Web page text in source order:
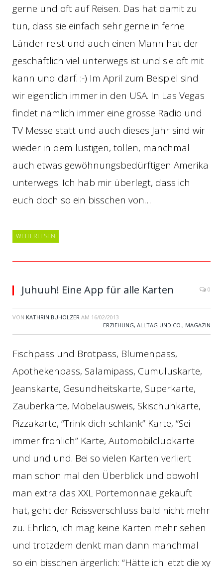
gerne und oft auf Reisen. Das hat damit zu
tun, dass sie einfach sehr gerne in ferne
Länder reist und auch einen Mann hat der
geschäftlich viel unterwegs ist und sie oft mit
kann und darf. :-) Im April zum Beispiel sind
wir eigentlich immer in den USA. In Las Vegas
findet nämlich immer eine grosse Radio und
TV Messe statt und auch dieses Jahr sind wir
wieder in dem lustigen, tollen, manchmal
auch etwas gewöhnungsbedürftigen Amerika
unterwegs. Ich hab mir überlegt, dass ich
euch doch so ein bisschen von…
WEITERLESEN
Juhuuh! Eine App für alle Karten 0
VON KATHRIN BUHOLZER AM 16/02/2013
ERZIEHUNG, ALLTAG UND CO., MAGAZIN
Fischpass und Brotpass, Blumenpass,
Apothekenpass, Salamipass, Cumuluskarte,
Jeanskarte, Gesundheitskarte, Superkarte,
Zauberkarte, Möbelausweis, Skischuhkarte,
Pizzakarte, “Trink dich schlank” Karte, “Sei
immer fröhlich” Karte, Automobilclubkarte
und und und. Bei so vielen Karten verliert
man schon mal den Überblick und obwohl
man extra das XXL Portemonnaie gekauft
hat, geht der Reissverschluss bald nicht mehr
zu. Ehrlich, ich mag keine Karten mehr sehen
und trotzdem denkt man dann manchmal
so ein bisschen ärgerlich: “Hätte ich jetzt die xy